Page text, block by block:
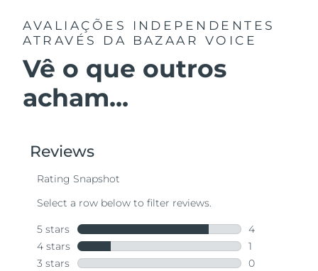
AVALIAÇÕES INDEPENDENTES
ATRAVÉS DA BAZAAR VOICE
Vê o que outros
acham...